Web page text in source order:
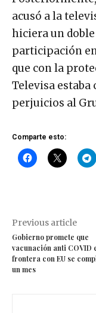
acusó a la
hiciera un
participación
que con la
Televisa estaba
perjuicios al
Comparte esto:
Previous article
Gobierno promete que
vacunación anti COVID
frontera con EU se
un mes